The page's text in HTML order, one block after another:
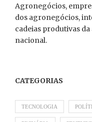
Agronegócios,
dos agronegócios,
cadeias produtivas
nacional.
CATEGORIAS
TECNOLOGIA